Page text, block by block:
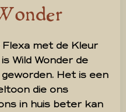
met de Kleur
Wild Wonder de
Het is een
die ons
in huis beter kan